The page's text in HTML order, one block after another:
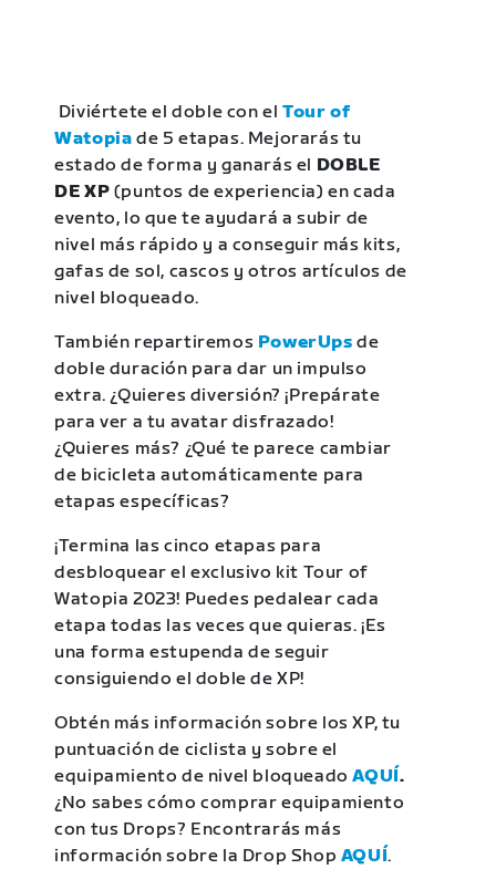
Diviértete el doble con elTour of
Watopia de 5 etapas. Mejorarás tu
estado de forma y ganarás el DOBLE
DE XP (puntos de experiencia) en cada
evento, lo que te ayudará a subir de
nivel más rápido y a conseguir más kits,
gafas de sol, cascos y otros artículos de
nivel bloqueado.
También repartiremos PowerUps de
doble duración para dar un impulso
extra. ¿Quieres diversión? ¡Prepárate
para ver a tu avatar disfrazado!
¿Quieres más? ¿Qué te parece cambiar
de bicicleta automáticamente para
etapas específicas?
¡Termina las cinco etapas para
desbloquear el exclusivo kit Tour of
Watopia 2023! Puedes pedalear cada
etapa todas las veces que quieras. ¡Es
una forma estupenda de seguir
consiguiendo el doble de XP!
Obtén más información sobre los XP, tu
puntuación de ciclista y sobre el
equipamiento de nivel bloqueadoAQUÍ.
¿No sabes cómo comprar equipamiento
con tus Drops? Encontrarás más
información sobre la Drop Shop AQUÍ.